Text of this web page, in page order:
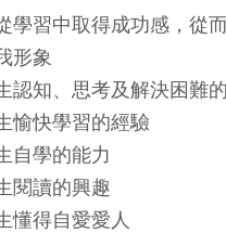
學習中取得成功感，從
形象
認知、思考及解決困難
愉快學習的經驗
自學的能力
閱讀的興趣
懂得自愛愛人